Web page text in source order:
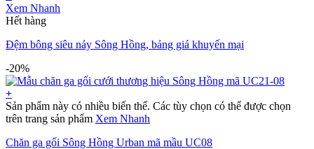
Xem Nhanh
Hết hàng
Đệm bông siêu nảy Sông Hồng, bảng giá khuyến mại
-20%
+
Sản phẩm này có nhiều biến thể. Các tùy chọn có thể được chọn
trên trang sản phẩm Xem Nhanh
Chăn ga gối Sông Hồng Urban mã mầu UC08